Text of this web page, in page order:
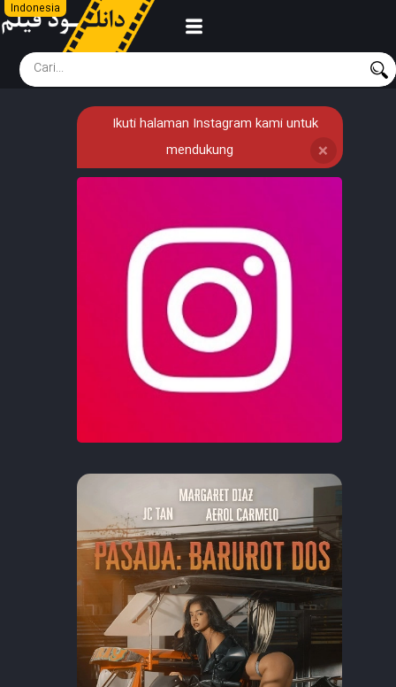
Indonesia
Ikuti halaman Instagram kami untuk
mendukung
❌